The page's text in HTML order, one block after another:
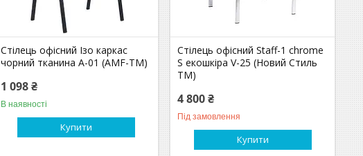
Стілець офісний Ізо каркас
чорний тканина А-01 (AMF-ТМ)
1 098 ₴
В наявності
Купити
Стілець офісний Staff-1 chrome
S екошкіра V-25 (Новий Стиль
ТМ)
4 800 ₴
Під замовлення
Купити